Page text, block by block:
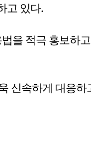
고 있다.
을 적극 홍보하
신속하게 대응